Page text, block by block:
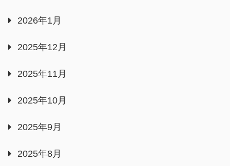
2026年1月
2025年12月
2025年11月
2025年10月
2025年9月
2025年8月